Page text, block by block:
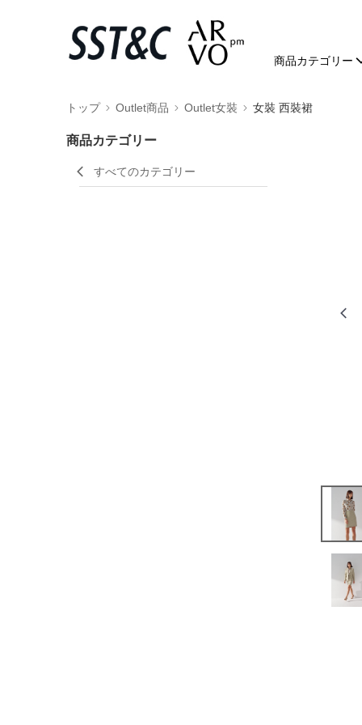
商品カテゴリー
トップ Outlet商品 Outlet女裝 女裝 西裝裙
商品カテゴリー
すべてのカテゴリー